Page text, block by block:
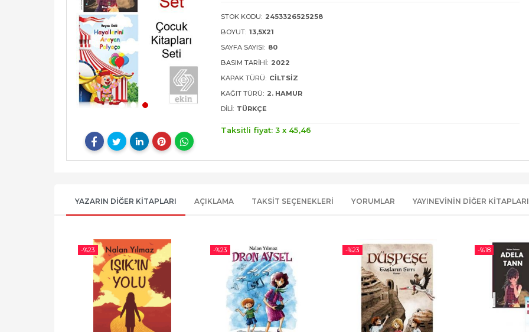
STOK KODU: 2453326525258
BOYUT: 13,5X21
SAYFA SAYISI: 80
BASIM TARIHI: 2022
KAPAK TÜRÜ: CILTSIZ
KAĞIT TÜRÜ: 2. HAMUR
DILI: TÜRKÇE
Taksitli fiyat: 3 x 45,46
YAZARIN DIĞER KITAPLARI AÇIKLAMA TAKSIT SEÇENEKLERI YORUMLAR YAYINEVININ DIĞER KITAPLARI
-%23 -%23 -%23 -%18